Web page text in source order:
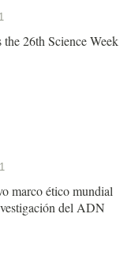
26th Science Week
marco ético mundial
del ADN